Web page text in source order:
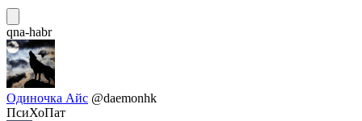
qna-habr
Одиночка Айс @daemonhk
ПсиХоПат